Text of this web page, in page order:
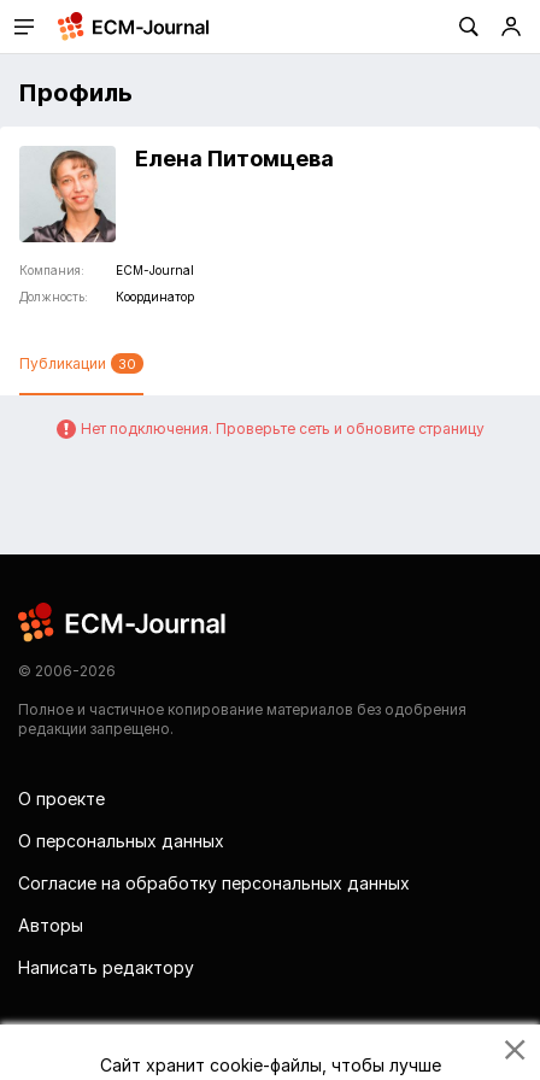
Профиль
Елена Питомцева
Компания:
ECM-Journal
Должность:
Координатор
Публикации 30
Нет подключения. Проверьте сеть и обновите страницу
© 2006-2026
Полное и частичное копирование материалов без одобрения
редакции запрещено.
О проекте
О персональных данных
Согласие на обработку персональных данных
Авторы
Написать редактору
Сайт хранит cookie-файлы, чтобы лучше